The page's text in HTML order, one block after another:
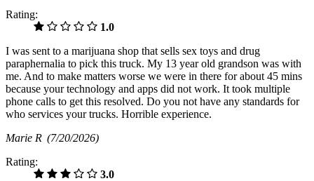
Rating:
1.0
I was sent to a marijuana shop that sells sex toys and drug
paraphernalia to pick this truck. My 13 year old grandson was with
me. And to make matters worse we were in there for about 45 mins
because your technology and apps did not work. It took multiple
phone calls to get this resolved. Do you not have any standards for
who services your trucks. Horrible experience.
Marie R (7/20/2026)
Rating:
3.0